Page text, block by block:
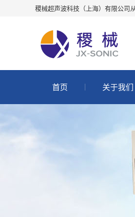
稷械超声波科技（上海）有限公司
首页 关于我们